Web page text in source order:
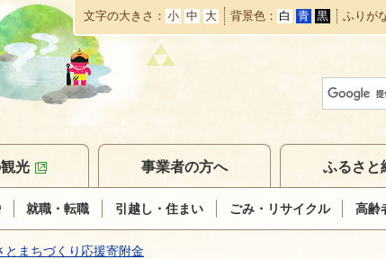
本
文
へ
移
動
文字の大きさ 小 中 大 背景色 白 青 黒 ふりが
就職・転職 引越し・住まい ごみ・リサイクル 高齢
光 事業者の方へ ふるさと
とまちづくり応援寄附金